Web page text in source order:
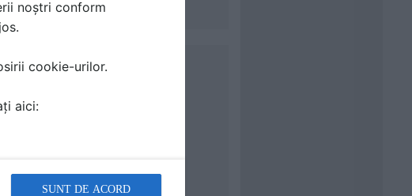
noștri conform
cookie-urilor.
aici:
SUNT DE ACORD